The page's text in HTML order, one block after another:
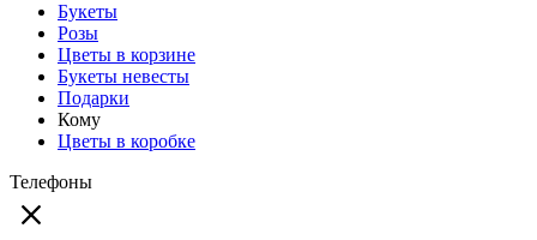
Букеты
Розы
Цветы в корзине
Букеты невесты
Подарки
Кому
Цветы в коробке
Телефоны